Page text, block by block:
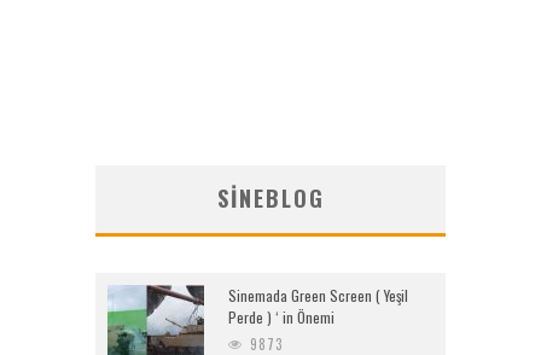
SINEBLOG
Sinemada Green Screen ( Yeşil
Perde ) ‘ in Önemi
9873